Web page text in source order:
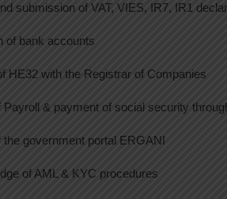
submission of VAT, VIES, IR7, IR1
of bank accounts
HE32 with the Registrar of Companies
Payroll & payment of social security
the government portal ERGANI
of AML & KYC procedures